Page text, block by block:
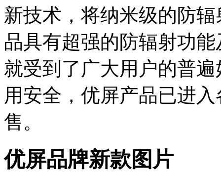
新技术，将纳米级的防
品具有超强的防辐射功
就受到了广大用户的普
用安全，优屏产品已进
售。
优屏品牌新款图片